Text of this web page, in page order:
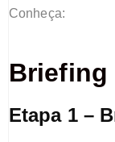
Conheça:
Briefing
Etapa 1 –